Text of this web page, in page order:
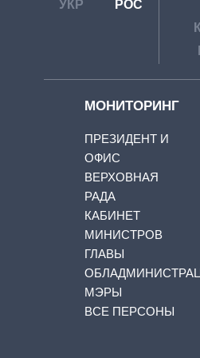
УКР РОС
МОНИТОРИНГ
ПРЕЗИДЕНТ И
ОФИС
ВЕРХОВНАЯ
РАДА
КАБИНЕТ
МИНИСТРОВ
ГЛАВЫ
МЭРЫ
ВСЕ ПЕРСОНЫ